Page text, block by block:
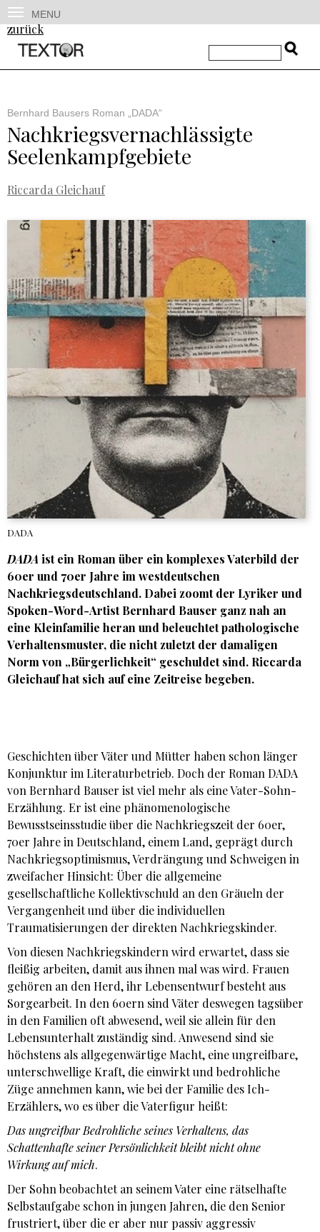
MENU
zurück
Bernhard Bausers Roman „DADA“
Nachkriegsvernachlässigte
Seelenkampfgebiete
Riccarda Gleichauf
DADA
DADAist ein Roman über ein komplexes Vaterbild der
60er und 70er Jahre im westdeutschen
Nachkriegsdeutschland. Dabei zoomt der Lyriker und
Spoken-Word-Artist Bernhard Bauser ganz nah an
eine Kleinfamilie heran und beleuchtet pathologische
Verhaltensmuster, die nicht zuletzt der damaligen
Norm von „Bürgerlichkeit“ geschuldet sind. Riccarda
Gleichaufhat sich auf eine Zeitreise begeben.
Geschichten über Väter und Mütter haben schon länger
Konjunktur im Literaturbetrieb. Doch der Roman DADA
von Bernhard Bauser ist viel mehr als eine Vater-Sohn-
Erzählung. Er ist eine phänomenologische
Bewusstseinsstudie über die Nachkriegszeit der 60er,
70er Jahre in Deutschland, einem Land, geprägt durch
Nachkriegsoptimismus, Verdrängung und Schweigen in
zweifacher Hinsicht: Über die allgemeine
gesellschaftliche Kollektivschuld an den Gräueln der
Vergangenheit und über die individuellen
Traumatisierungen der direkten Nachkriegskinder.
Von diesen Nachkriegskindern wird erwartet, dass sie
fleißig arbeiten, damit aus ihnen mal was wird. Frauen
gehören an den Herd, ihr Lebensentwurf besteht aus
Sorgearbeit. In den 60ern sind Väter deswegen tagsüber
in den Familien oft abwesend, weil sie allein für den
Lebensunterhalt zuständig sind. Anwesend sind sie
höchstens als allgegenwärtige Macht, eine ungreifbare,
unterschwellige Kraft, die einwirkt und bedrohliche
Züge annehmen kann, wie bei der Familie des Ich-
Erzählers, wo es über die Vaterfigur heißt:
Das ungreifbar Bedrohliche seines Verhaltens, das
Schattenhafte seiner Persönlichkeit bleibt nicht ohne
Wirkung auf mich.
Der Sohn beobachtet an seinem Vater eine rätselhafte
Selbstaufgabe schon in jungen Jahren, die den Senior
frustriert, über die er aber nur passiv aggressiv